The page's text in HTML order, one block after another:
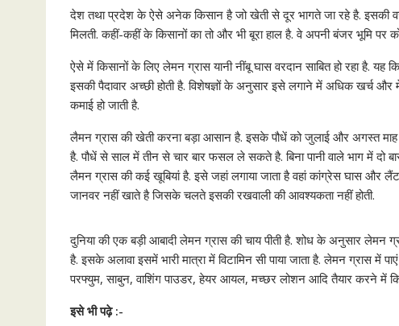
देश तथा प्रदेश के ऐसे अनेक किसान है जो खेती से दूर भागते जा रहे है. इसकी
मिलती. कहीं-कहीं के किसानों का तो और भी बूरा हाल है. वे अपनी बंजर भूमि पर
ऐसे में किसानों के लिए लेमन ग्रास यानी नींबू घास वरदान साबित हो रहा है.
इसकी पैदावार अच्छी होती है. विशेषज्ञों के अनुसार इसे लगाने में अधिक खर्च
कमाई हो जाती है.
लैमन ग्रास की खेती करना बड़ा आसान है. इसके पौधें को जुलाई और अगस्त माह में
है. पौधें से साल में तीन से चार बार फसल ले सकते है. बिना पानी वाले भाग में
लैमन ग्रास की कई खूबियां है. इसे जहां लगाया जाता है वहां कांग्रेस घास और
जानवर नहीं खाते है जिसके चलते इसकी रखवाली की आवश्यकता नहीं होती.
दुनिया की एक बड़ी आबादी लेमन ग्रास की चाय पीती है. शोध के अनुसार
है. इसके अलावा इसमें भारी मात्रा में विटामिन सी पाया जाता है. लेमन ग्रास
परफ्युम, साबुन, वाशिंग पाउडर, हेयर आयल, मच्छर लोशन आदि तैयार करने में
इसे भी पढ़े :-